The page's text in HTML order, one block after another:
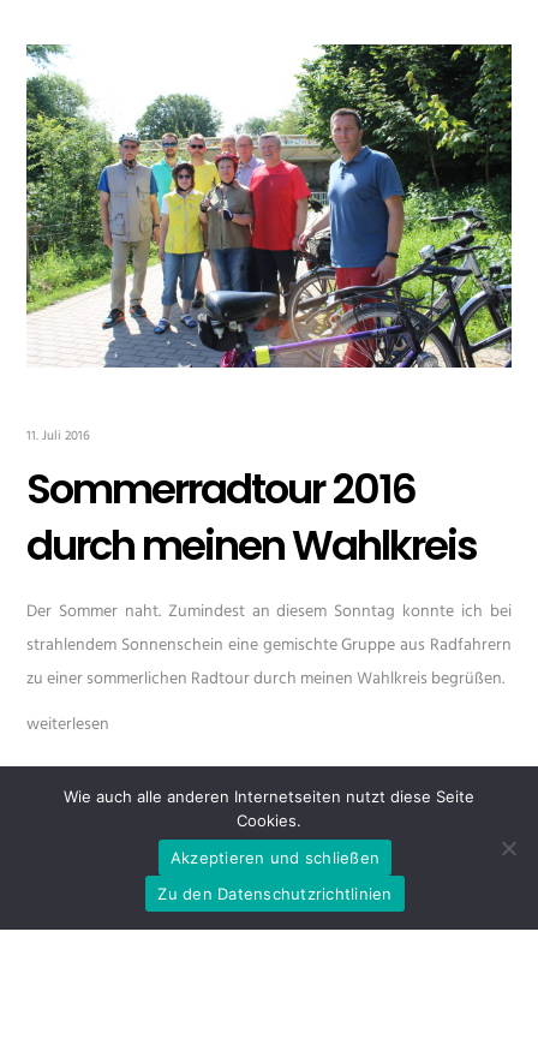
11. Juli 2016
Sommerradtour 2016
durch meinen Wahlkreis
Der Sommer naht. Zumindest an diesem Sonntag konnte ich bei
strahlendem Sonnenschein eine gemischte Gruppe aus Radfahrern
zu einer sommerlichen Radtour durch meinen Wahlkreis begrüßen.
weiterlesen
Wie auch alle anderen Internetseiten nutzt diese Seite
Cookies.
Akzeptieren und schließen
Zu den Datenschutzrichtlinien